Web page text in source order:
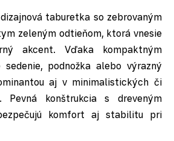
taburetka so zebrovaným
zeleným odtieňom, ktorá vnesie
akcent. Vďaka kompaktným
podnožka alebo výrazný
aj v minimalistických či
Pevná konštrukcia s dreveným
komfort aj stabilitu pri